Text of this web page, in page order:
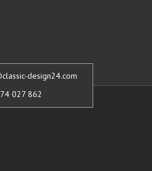
design24.com
027 862